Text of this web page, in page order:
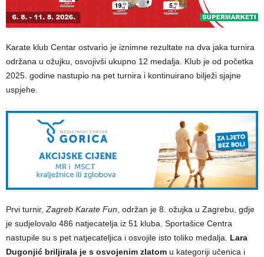
Karate klub Centar ostvario je iznimne rezultate na dva jaka turnira
održana u ožujku, osvojivši ukupno 12 medalja. Klub je od početka
2025. godine nastupio na pet turnira i kontinuirano bilježi sjajne
uspjehe.
Prvi turnir, Zagreb Karate Fun , održan je 8. ožujka u Zagrebu, gdje
je sudjelovalo 486 natjecatelja iz 51 kluba. Sportašice Centra
nastupile su s pet natjecateljica i osvojile isto toliko medalja. Lara
Dugonjić briljirala je s osvojenim zlatom u kategoriji učenica i